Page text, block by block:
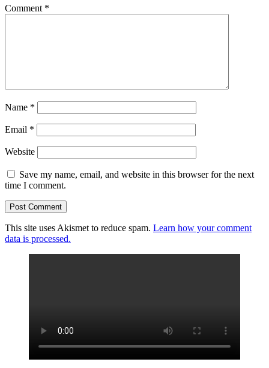
Comment *
Name *
Email *
Website
Save my name, email, and website in this browser for the next
time I comment.
This site uses Akismet to reduce spam. Learn how your comment
data is processed.